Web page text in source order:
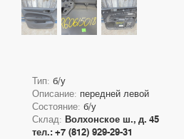
Тип: б/у
Описание: передней левой
Состояние: б/у
Склад: Волхонское ш., д. 45
тел.: +7 (812) 929-29-31